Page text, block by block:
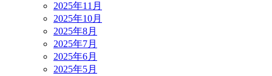
2025年11月
2025年10月
2025年8月
2025年7月
2025年6月
2025年5月